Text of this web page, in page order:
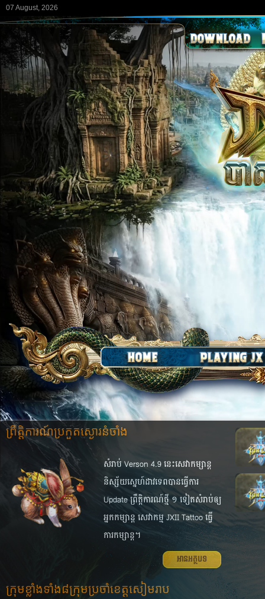
07 August, 2026
ព្រឹត្តិការណ៍​​ប្រកួតស្ងោរនំចាំង
សំរាប់ Verson 4.9 នេះ​សេវា​កម្សាន្ត​
និស្ស័យ​ស្នេហ៍​ដាវ​ទេព​បាន​ធ្វើ​ការ​
Update ព្រឹត្តិការណ៍​ថ្មី ១ ទៀត​សំរាប់​​​​ឲ្យ​
អ្នក​កម្សាន្ត សេវាកម្ម JXII Tattoo​ ធ្វើ​
ការ​កម្សាន្ត​។​
អានអត្ថបទ
ក្រុមខ្លាំងទាំង៨ក្រុមប្រចាំខេត្តសៀមរាប